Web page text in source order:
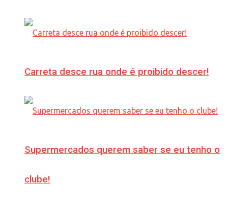
Carreta desce rua onde é proibido descer!
Supermercados querem saber se eu tenho o
clube!